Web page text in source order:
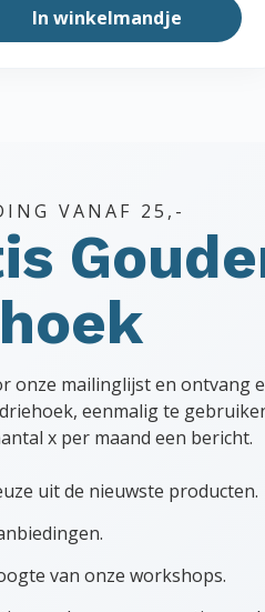
In winkelmandje
VANAF 25,-
onze mailinglijst en ontvang
eenmalig te
x per maand een bericht.
uit de nieuwste producten.
van onze workshops.